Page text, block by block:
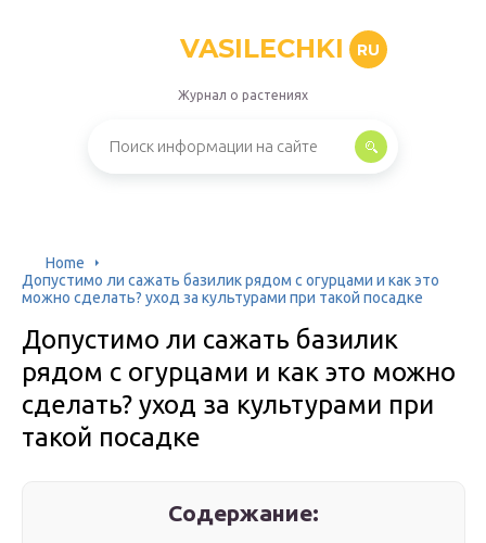
VASILECHKI RU
Журнал о растениях
Home
Допустимо ли сажать базилик рядом с огурцами и как это
можно сделать? уход за культурами при такой посадке
Допустимо ли сажать базилик
рядом с огурцами и как это можно
сделать? уход за культурами при
такой посадке
Содержание: